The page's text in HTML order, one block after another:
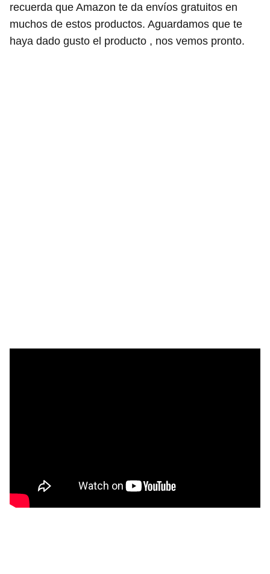
recuerda que Amazon te da envíos gratuitos en
muchos de estos productos. Aguardamos que te
haya dado gusto el producto , nos vemos pronto.